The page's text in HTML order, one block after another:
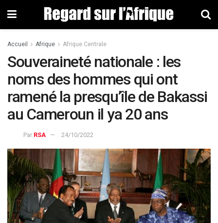
Accueil Afrique Afrique Centrale
Souveraineté nationale : les
noms des hommes qui ont
ramené la presqu’île de Bakassi
au Cameroun il ya 20 ans
Par RSA 24/10/2022